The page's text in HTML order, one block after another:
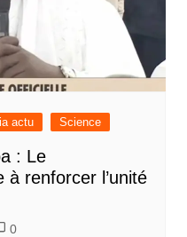
actu Science
: Le
à renforcer l’unité
0